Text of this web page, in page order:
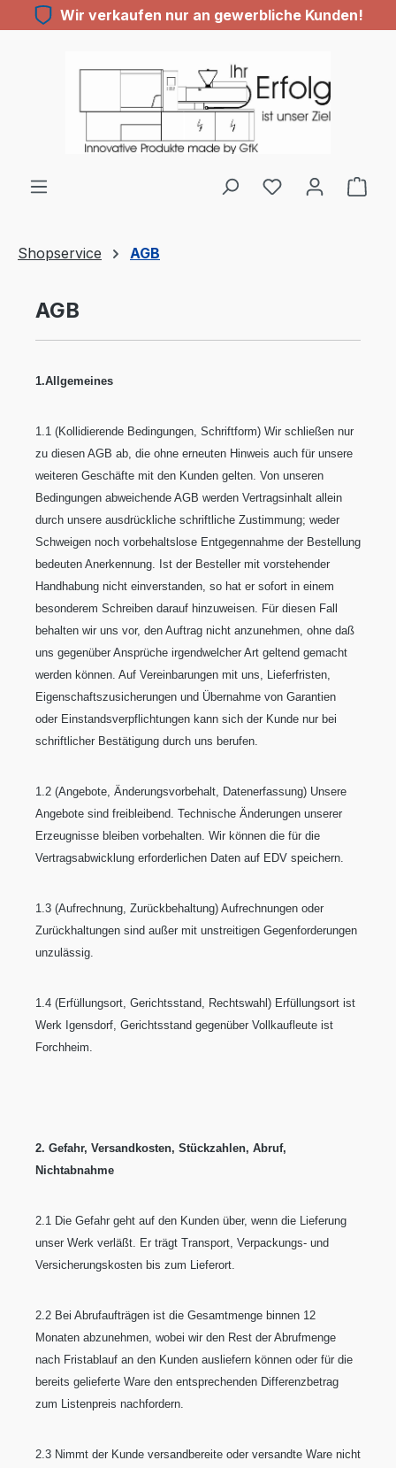
Zum Hauptinhalt springen
Wir verkaufen nur an gewerbliche Kunden!
Du hast 0
Shopservice AGB
AGB
1.Allgemeines
1.1 (Kollidierende Bedingungen, Schriftform) Wir schließen nur
zu diesen AGB ab, die ohne erneuten Hinweis auch für unsere
weiteren Geschäfte mit den Kunden gelten. Von unseren
Bedingungen abweichende AGB werden Vertragsinhalt allein
durch unsere ausdrückliche schriftliche Zustimmung; weder
Schweigen noch vorbehaltslose Entgegennahme der Bestellung
bedeuten Anerkennung. Ist der Besteller mit vorstehender
Handhabung nicht einverstanden, so hat er sofort in einem
besonderem Schreiben darauf hinzuweisen. Für diesen Fall
behalten wir uns vor, den Auftrag nicht anzunehmen, ohne daß
uns gegenüber Ansprüche irgendwelcher Art geltend gemacht
werden können. Auf Vereinbarungen mit uns, Lieferfristen,
Eigenschaftszusicherungen und Übernahme von Garantien
oder Einstandsverpflichtungen kann sich der Kunde nur bei
schriftlicher Bestätigung durch uns berufen.
1.2 (Angebote, Änderungsvorbehalt, Datenerfassung) Unsere
Angebote sind freibleibend. Technische Änderungen unserer
Erzeugnisse bleiben vorbehalten. Wir können die für die
Vertragsabwicklung erforderlichen Daten auf EDV speichern.
1.3 (Aufrechnung, Zurückbehaltung) Aufrechnungen oder
Zurückhaltungen sind außer mit unstreitigen Gegenforderungen
unzulässig.
1.4 (Erfüllungsort, Gerichtsstand, Rechtswahl) Erfüllungsort ist
Werk Igensdorf, Gerichtsstand gegenüber Vollkaufleute ist
Forchheim.
2. Gefahr, Versandkosten, Stückzahlen, Abruf,
Nichtabnahme
2.1 Die Gefahr geht auf den Kunden über, wenn die Lieferung
unser Werk verläßt. Er trägt Transport, Verpackungs- und
Versicherungskosten bis zum Lieferort.
2.2 Bei Abrufaufträgen ist die Gesamtmenge binnen 12
Monaten abzunehmen, wobei wir den Rest der Abrufmenge
nach Fristablauf an den Kunden ausliefern können oder für die
bereits gelieferte Ware den entsprechenden Differenzbetrag
zum Listenpreis nachfordern.
2.3 Nimmt der Kunde versandbereite oder versandte Ware nicht